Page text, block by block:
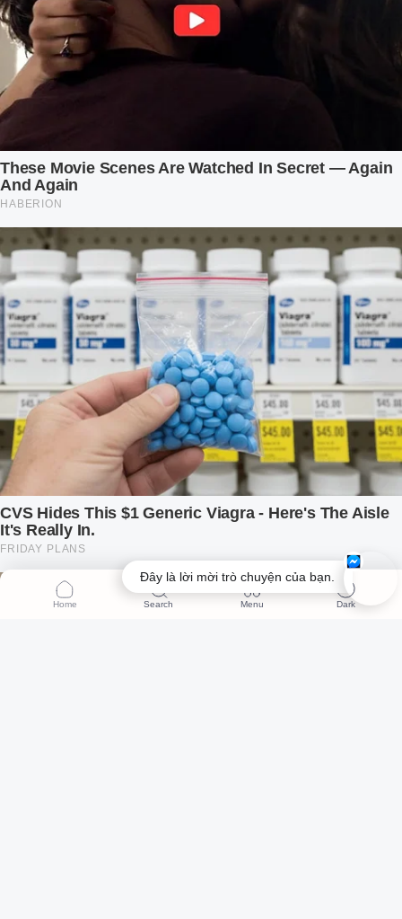
Đây là lời mời trò chuyện của bạn.